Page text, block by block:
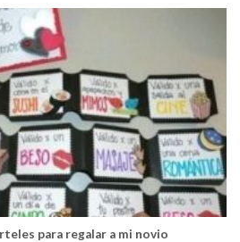
para regalar a mi novio